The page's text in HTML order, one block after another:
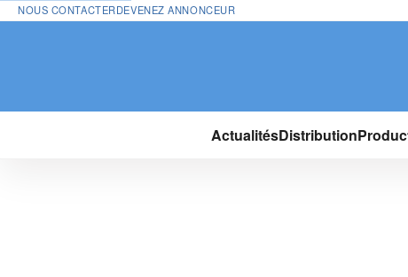
NOUS CONTACTERDEVENEZ ANNONCEUR
ActualitésDistribution